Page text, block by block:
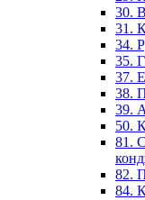
30.
31.
34.
35.
37.
38.
39.
50.
81.
82.
84.